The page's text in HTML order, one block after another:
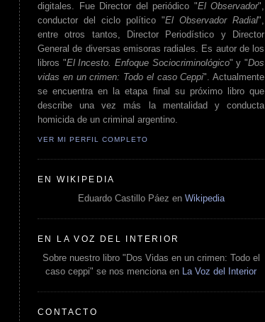
digitales. Fue Director del periódico "El Observador",
conductor del ciclo político "El Observador Radial",
entre otros tantos, Director Periodístico y Director
General de diversas emisoras radiales. Es autor de los
libros "El Incesto. Enfoque Sociocriminológico" y "Dos
vidas en un crimen: Todo el caso Ceppi". Actualmente
se encuentra en la etapa final su próximo libro que
describe una vez más la mentalidad y conducta
homicida de un criminal argentino.
VER MI PERFIL COMPLETO
EN WIKIPEDIA
Eduardo Castillo Páez en Wikipedia
EN LA VOZ DEL INTERIOR
Sobre nuestro libro "Dos Vidas en un crimen: Todo el
caso ceppi" se nos menciona en
La Voz del Interior
CONTACTO